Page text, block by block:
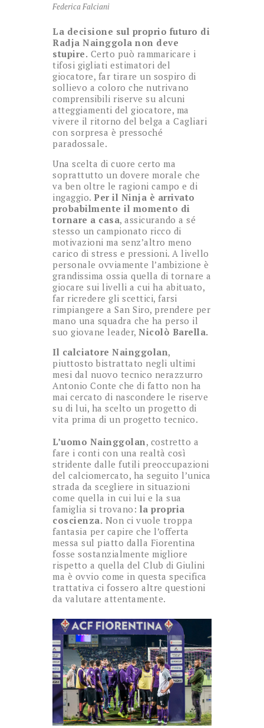
Federica Falciani
La decisione sul proprio futuro di
Radja Nainggola non deve
stupire. Certo può rammaricare i
tifosi gigliati estimatori del
giocatore, far tirare un sospiro di
sollievo a coloro che nutrivano
comprensibili riserve su alcuni
atteggiamenti del giocatore, ma
vivere il ritorno del belga a Cagliari
con sorpresa è pressoché
paradossale.
Una scelta di cuore certo ma
soprattutto un dovere morale che
va ben oltre le ragioni campo e di
ingaggio. Per il Ninja è arrivato
probabilmente il momento di
tornare a casa, assicurando a sé
stesso un campionato ricco di
motivazioni ma senz’altro meno
carico di stress e pressioni. A livello
personale ovviamente l’ambizione è
grandissima ossia quella di tornare a
giocare sui livelli a cui ha abituato,
far ricredere gli scettici, farsi
rimpiangere a San Siro, prendere per
mano una squadra che ha perso il
suo giovane leader, Nicolò Barella.
Il calciatore Nainggolan,
piuttosto bistrattato negli ultimi
mesi dal nuovo tecnico nerazzurro
Antonio Conte che di fatto non ha
mai cercato di nascondere le riserve
su di lui, ha scelto un progetto di
vita prima di un progetto tecnico.
L’uomo Nainggolan, costretto a
fare i conti con una realtà così
stridente dalle futili preoccupazioni
del calciomercato, ha seguito l’unica
strada da scegliere in situazioni
come quella in cui lui e la sua
famiglia si trovano: la propria
coscienza. Non ci vuole troppa
fantasia per capire che l’offerta
messa sul piatto dalla Fiorentina
fosse sostanzialmente migliore
rispetto a quella del Club di Giulini
ma è ovvio come in questa specifica
trattativa ci fossero altre questioni
da valutare attentamente.